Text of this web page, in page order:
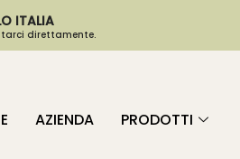
ITALIA
direttamente.
AZIENDA PRODOTTI